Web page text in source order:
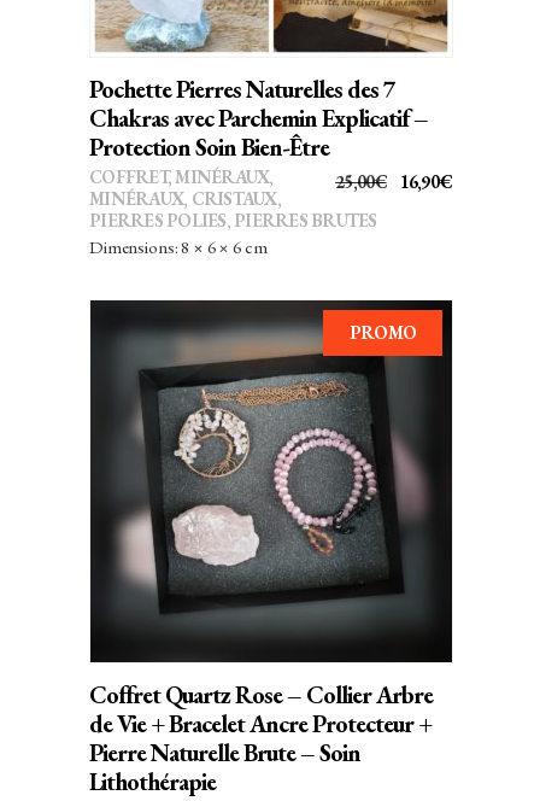
Pochette Pierres Naturelles des 7
Chakras avec Parchemin Explicatif –
Protection Soin Bien-Être
25,00€
LE
25,00€.
16,90€LE
16,90€.
COFFRET,MINÉRAUX,
MINÉRAUX, CRISTAUX,
PIERRES POLIES, PIERRES BRUTES
Dimensions: 8 × 6 × 6 cm
PROMO
AJOUTER AU PANIER
Coffret Quartz Rose – Collier Arbre
de Vie + Bracelet Ancre Protecteur +
Pierre Naturelle Brute – Soin
Lithothérapie